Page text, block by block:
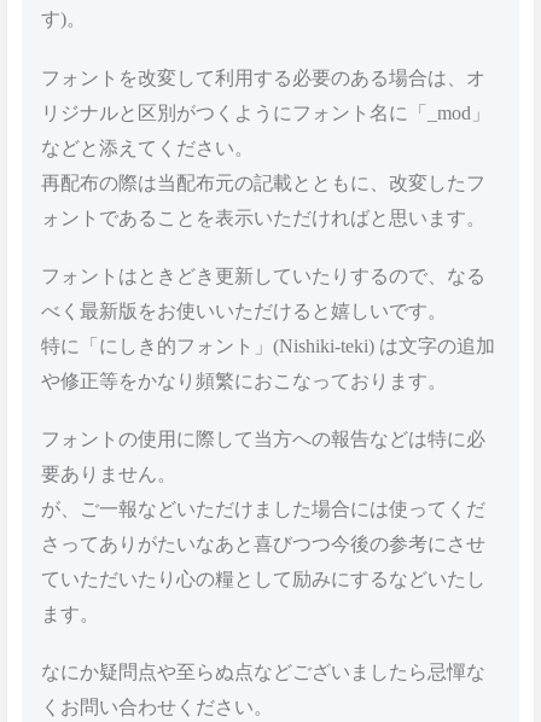
す)。
フォントを改変して利用する必要のある場合は、オ
リジナルと区別がつくようにフォント名に「_mod」
などと添えてください。
再配布の際は当配布元の記載とともに、改変したフ
ォントであることを表示いただければと思います。
フォントはときどき更新していたりするので、なる
べく最新版をお使いいただけると嬉しいです。
特に「にしき的フォント」(Nishiki-teki) は文字の追加
や修正等をかなり頻繁におこなっております。
フォントの使用に際して当方への報告などは特に必
要ありません。
が、ご一報などいただけました場合には使ってくだ
さってありがたいなあと喜びつつ今後の参考にさせ
ていただいたり心の糧として励みにするなどいたし
ます。
なにか疑問点や至らぬ点などございましたら忌憚な
くお問い合わせください。